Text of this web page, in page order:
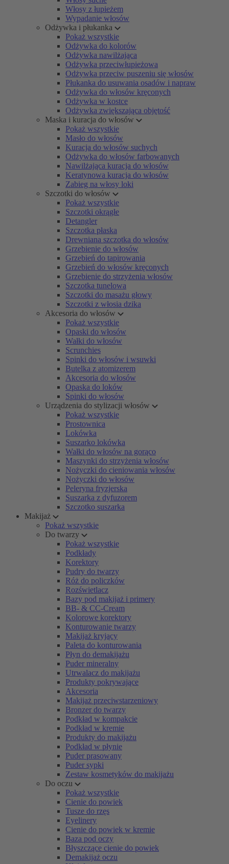
Włosy z łupieżem
Wypadanie włosów
Odżywka i płukanka
Pokaż wszystkie
Odżywka do kolorów
Odżywka nawilżająca
Odżywka przeciwłupieżowa
Odżywka przeciw puszeniu się włosów
Płukanka do usuwania osadów i napraw
Odżywka do włosów kręconych
Odżywka w kostce
Odżywka zwiększająca objętość
Maska i kuracja do włosów
Pokaż wszystkie
Masło do włosów
Kuracja do włosów suchych
Odżywka do włosów farbowanych
Nawilżająca kuracja do włosów
Keratynowa kuracja do włosów
Zabieg na włosy loki
Szczotki do włosów
Pokaż wszystkie
Szczotki okrągłe
Detangler
Szczotka płaska
Drewniana szczotka do włosów
Grzebienie do włosów
Grzebień do tapirowania
Grzebień do włosów kręconych
Grzebienie do strzyżenia włosów
Szczotka tunelowa
Szczotki do masażu głowy
Szczotki z włosia dzika
Akcesoria do włosów
Pokaż wszystkie
Opaski do włosów
Wałki do włosów
Scrunchies
Spinki do włosów i wsuwki
Butelka z atomizerem
Akcesoria do włosów
Opaska do loków
Spinki do włosów
Urządzenia do stylizacji włosów
Pokaż wszystkie
Prostownica
Lokówka
Suszarko lokówka
Wałki do włosów na gorąco
Maszynki do strzyżenia włosów
Nożyczki do cieniowania włosów
Nożyczki do włosów
Peleryna fryzjerska
Suszarka z dyfuzorem
Szczotko suszarka
Makijaż
Pokaż wszystkie
Do twarzy
Pokaż wszystkie
Podkłady
Korektory
Pudry do twarzy
Róż do policzków
Rozświetlacz
Bazy pod makijaż i primery
BB- & CC-Cream
Kolorowe korektory
Konturowanie twarzy
Makijaż kryjący
Paleta do konturowania
Płyn do demakijażu
Puder mineralny
Utrwalacz do makijażu
Produkty pokrywające
Akcesoria
Makijaż przeciwstarzeniowy
Bronzer do twarzy
Podkład w kompakcie
Podkład w kremie
Produkty do makijażu
Podkład w płynie
Puder prasowany
Puder sypki
Zestaw kosmetyków do makijażu
Do oczu
Pokaż wszystkie
Cienie do powiek
Tusze do rzęs
Eyelinery
Cienie do powiek w kremie
Baza pod oczy
Błyszczące cienie do powiek
Demakijaż oczu